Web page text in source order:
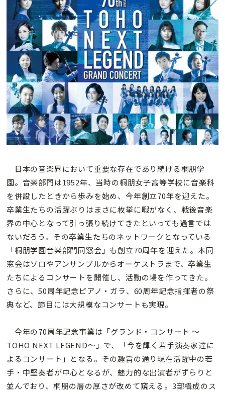
日本の音楽界において重要な存在であり続ける桐朋学
園。音楽部門は1952年、当時の桐朋女子高等学校に音楽科
を併設したときから歩みを始め、今年創立70年を迎えた。
卒業生たちの活躍ぶりはまさに枚挙に暇がなく、戦後音楽
界の中心となって引っ張り続けてきたといっても過言では
ないだろう。その卒業生たちのネットワークとなっている
「桐朋学園音楽部門同窓会」も創立70周年を迎えた。本同
窓会はソロやアンサンブルからオーケストラまで、卒業生
たちによるコンサートを開催し、活動の場を作ってきた。
さらに、50周年記念ピアノ・ガラ、60周年記念指揮者の祭
典など、節目には大規模なコンサートも実現。
今年の70周年記念事業は「グランド・コンサート 〜
TOHO NEXT LEGEND〜」で、「今を輝く若手演奏家達に
よるコンサート」となる。その趣旨の通り現在活躍中の若
手・中堅奏者が中心となるが、魅力的な出演者がずらりと
並んでおり、桐朋の層の厚さが改めて窺える。3部構成のス